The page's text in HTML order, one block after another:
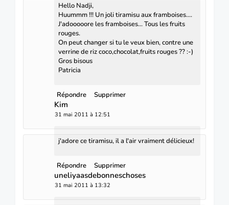
Hello Nadji,
Huummm !!! Un joli tiramisu aux framboises....
J'adooooore les framboises... Tous les fruits
rouges.
On peut changer si tu le veux bien, contre une
verrine de riz coco,chocolat,fruits rouges ?? :-)
Gros bisous
Patricia
Répondre Supprimer
Kim
31 mai 2011 à 12:51
j'adore ce tiramisu, il a l'air vraiment délicieux!
Répondre Supprimer
uneliyaasdebonneschoses
31 mai 2011 à 13:32